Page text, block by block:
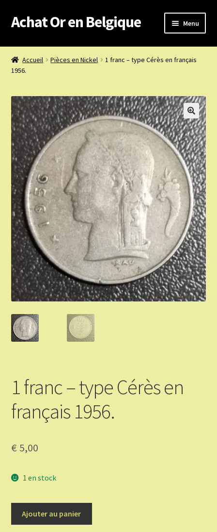
Aller
à
navigation
Aller
au
Achat Or en Belgique Menu
Achat or en Belgique
Boutique or et argent
Confidentialité
Heures d’ouverture
Nous achetons
Nous contacter
Validation de la commande
Vous Vendez
Articles Or et Argent
Conditions d’utilisation
Mon compte
Accueil Pièces en Nickel
1 franc – type Cérès en français
1956.
1 franc – type Cérès en
français 1956.
€ 5,00
1 en stock
Ajouter au panier